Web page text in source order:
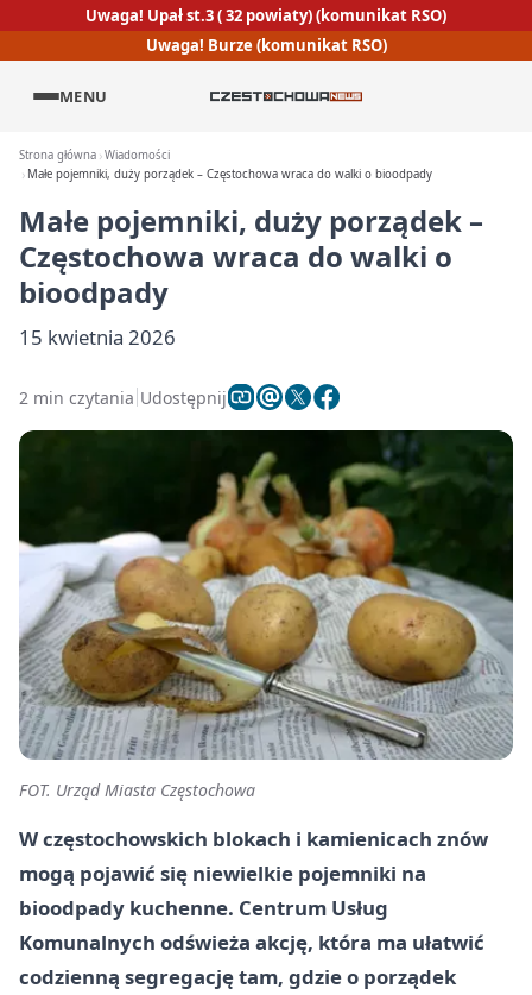
Uwaga! Upał st.3 ( 32 powiaty) (komunikat RSO)
Uwaga! Burze (komunikat RSO)
MENU
Strona główna Wiadomości
Małe pojemniki, duży porządek – Częstochowa wraca do walki o bioodpady
Małe pojemniki, duży porządek –
Częstochowa wraca do walki o
bioodpady
15 kwietnia 2026
2 min czytania Udostępnij
FOT. Urząd Miasta Częstochowa
W częstochowskich blokach i kamienicach znów
mogą pojawić się niewielkie pojemniki na
bioodpady kuchenne. Centrum Usług
Komunalnych odświeża akcję, która ma ułatwić
codzienną segregację tam, gdzie o porządek